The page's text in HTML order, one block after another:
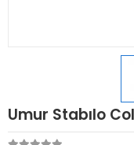
Umur Stabılo